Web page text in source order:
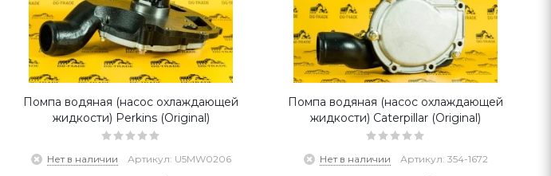
Помпа водяная (насос охлаждающей
жидкости) Perkins (Original)
Нет в наличии Артикул: U5MW0206
Помпа водяная (насос охлаждающей
жидкости) Caterpillar (Original)
Нет в наличии Артикул: 354-1672